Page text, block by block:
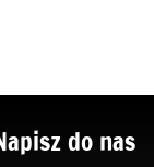
do nas